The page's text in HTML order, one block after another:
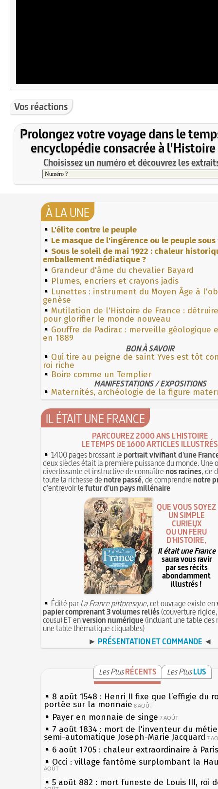
Vos réactions
Prolongez votre voyage dans le
encyclopédie consacrée à l'Histoire
Choisissez un numéro et découvrez les
À LA UNE
L'élite contre le peuple
Le masque de l'ingérence ou le peuple
Sous le soleil de mai 1922 : chaleur
emballement médiatique ?
Grandeur d'âme du chevalier Bayard
Plumes, encriers et crayons jadis
Lunettes : instrument du Moyen Âge à
genèse
Mutilation de l'Histoire de France :
pour glorifier le monde nouveau
Gouffre de Padirac : merveille géologique
en 1889
BON À SAVOIR
Qui tire au peigne de saint Yves est tôt
roi riche
Boire comme un Templier
MANIFESTATIONS / EXPOSITIONS
Maternités, archéologie de la figure
IL ÉTAIT UNE FRANCE
PARCOUREZ 2000 ANS L'HISTOIRE
LE TEMPS DE 1600 ARTICLES ILLUSTRÉS
1400 pages brossant leportrait vivifiant d'une
deux siècles était la première puissance du monde. Une
divertissante et instructive de connaîtrenos racines, de
toute la richesse denotre passé, de comprendrenotre
d'entrevoir lefutur d'un pays millénaire
QUE VOUS SOYEZ
UN SIMPLE
CURIEUX
OU UN FÉRU
D'HISTOIRE,
Il était une France
saura vous ravir
par ses récits
abondamment
illustrés !
Édité parLa France pittoresque, cet ouvrage existe en
papier comprenant 3 volumes reliés(couverture
cousu) ET enversion numérique(incluant une table des
une table thématique cliquables)
► PRÉSENTATION ET COMMANDE ◄
Les PlusRÉCENTS Les PlusLUS
8 août 1548 : Henri II fixe que l’effigie du
portée sur la monnaie 8 AOÛT
Payer en monnaie de singe 7 AOÛT
7 août 1834 : mort de l'inventeur du
semi-automatique Joseph-Marie Jacquard 7
6 août 1705 : chaleur extraordinaire à Paris
Occi : village fantôme surplombant la
AOÛT
5 août 882 : mort funeste de Louis III, roi